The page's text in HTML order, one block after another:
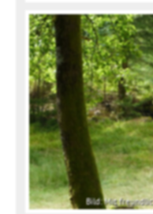
Bild: Mit